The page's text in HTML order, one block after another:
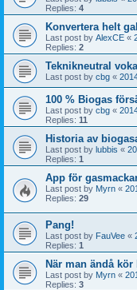
Replies: 4
Konvertera helt
Last post by AlexCE «
Replies: 2
Teknikneutral
Last post by cbg «
100 % Biogas
Last post by cbg «
Replies: 11
Historia av
Last post by lubbis «
Replies: 1
App för
Last post by Myrn «
Replies: 29
Pang!
Last post by FauVee «
Replies: 1
När man ändå kör
Last post by Myrn «
Replies: 3